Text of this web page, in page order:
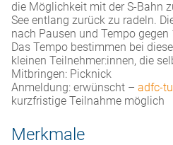
die Möglichkeit mit der S-Bahn
See entlang zurück zu radeln.
nach Pausen und Tempo gegen
Das Tempo bestimmen bei
kleinen Teilnehmer:innen, die
Mitbringen: Picknick
Anmeldung: erwünscht – adfc-
kurzfristige Teilnahme möglich
Merkmale